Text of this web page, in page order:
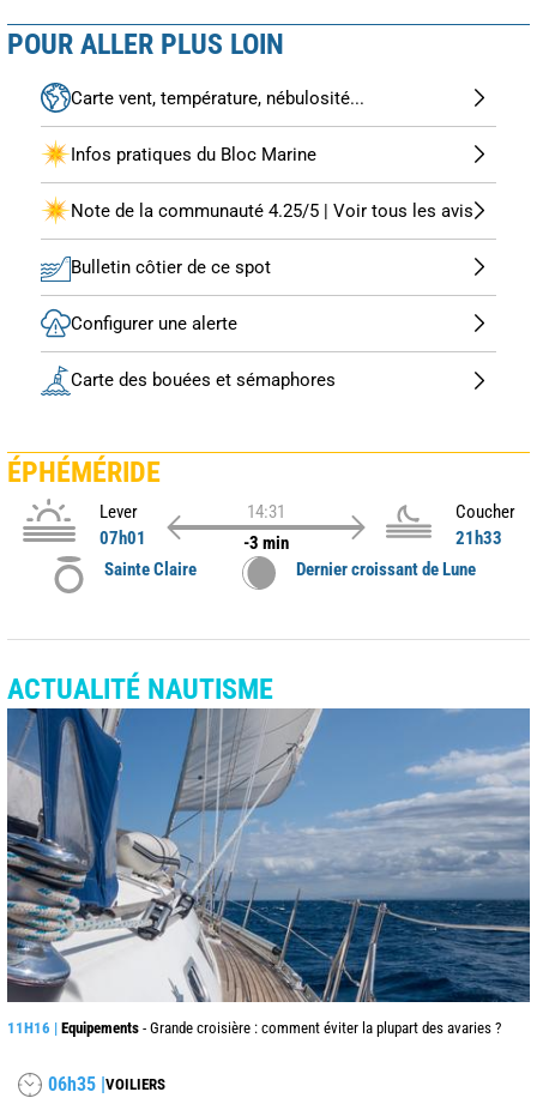
POUR ALLER PLUS LOIN
Carte vent, température, nébulosité...
Infos pratiques du Bloc Marine
Note de la communauté 4.25/5 | Voir tous les avis
Bulletin côtier de ce spot
Configurer une alerte
Carte des bouées et sémaphores
ÉPHÉMÉRIDE
Lever
07h01
14:31
-3 min
Coucher
21h33
Sainte Claire
Dernier croissant de Lune
ACTUALITÉ NAUTISME
11H16 | Equipements - Grande croisière : comment éviter la plupart des avaries ?
06h35 |VOILIERS